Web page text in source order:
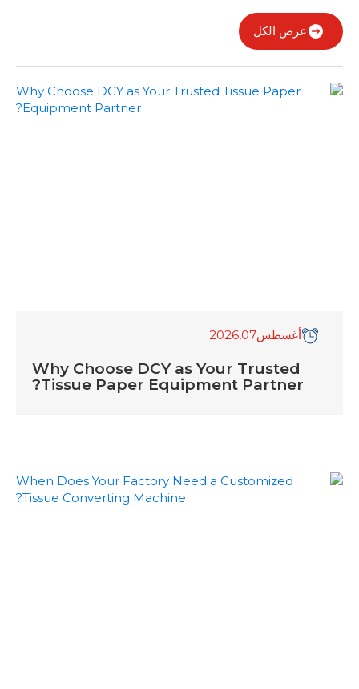
عرض الكل
أغسطس07
,2026
Why Choose DCY as Your Trusted
Tissue Paper Equipment Partner?